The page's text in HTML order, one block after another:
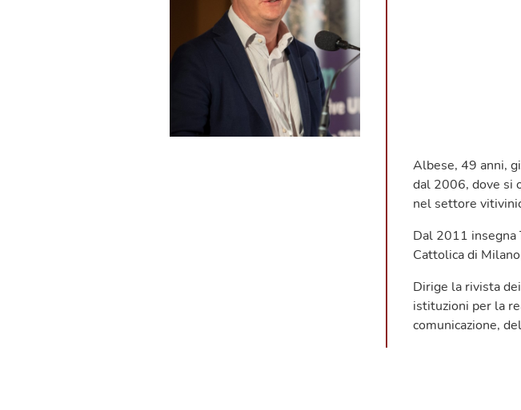
Albese, 49 anni,
dal 2006, dove si
nel settore
Dal 2011 insegna
Cattolica di
Dirige la rivista
istituzioni per la
comunicazione,